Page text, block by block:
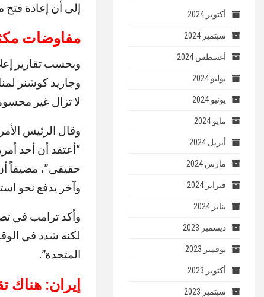
إلى أن إعادة
مفاوضات
وبحسب تقارير
وجاريد كوشنر
لا تزال غير
وقال الرئيس
“أعتقد أن أحد
حقيقي”، مضيفاً
وآخر يدفع نحو
لكنه شدد في
المتحدة”.
إيران: هناك
أكتوبر 2024
سبتمبر 2024
أغسطس 2024
يوليو 2024
يونيو 2024
مايو 2024
أبريل 2024
مارس 2024
فبراير 2024
يناير 2024
ديسمبر 2023
نوفمبر 2023
أكتوبر 2023
سبتمبر 2023